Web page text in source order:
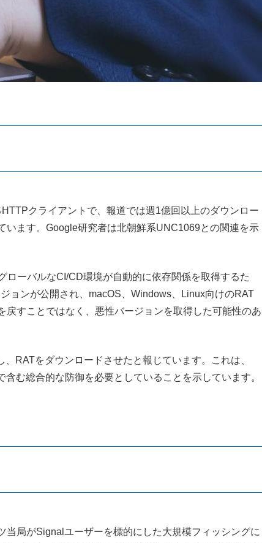
クライアントで、報道では週1億回以上のダウンロー
います。Google研究者は北朝鮮系UNC1069との関連を示
ーバルなCI/CD環境が自動的に依存関係を取得するた
ョンが公開され、macOS、Windows、Linux向けのRAT
すことではなく、悪性バージョンを取得した可能性のあ
RATをダウンロードさせたと報じています。これは、
む総合的な防御を必要としていることを示しています。
局がSignalユーザーを標的にした大規模フィッシングに